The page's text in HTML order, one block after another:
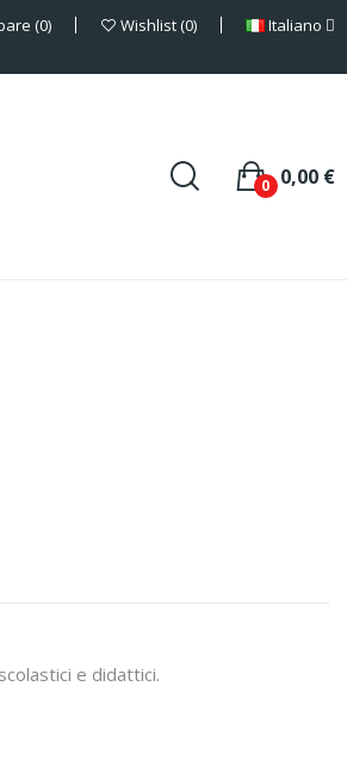
0 Wishlist 0 Italiano
0,00 €
0
e didattici.